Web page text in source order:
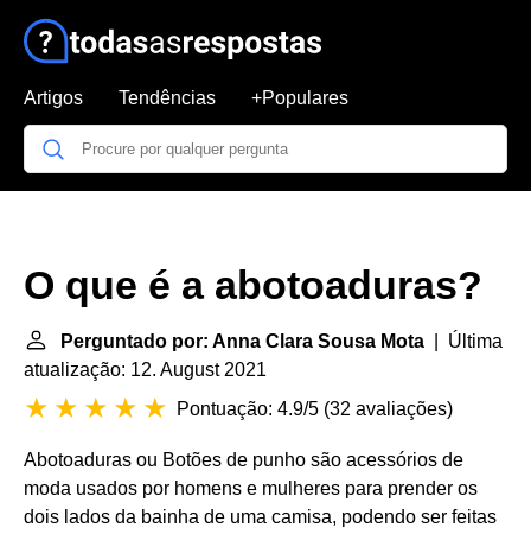
Artigos Tendências +Populares
O que é a abotoaduras?
Perguntado por: Anna Clara Sousa Mota | Última
atualização: 12. August 2021
Pontuação: 4.9/5 (32 avaliações)
Abotoaduras ou Botões de punho são acessórios de
moda usados por homens e mulheres para prender os
dois lados da bainha de uma camisa, podendo ser feitas